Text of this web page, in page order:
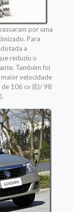
por uma
Para
a
reduziu o
Também foi
velocidade
106 cv (E)/ 98